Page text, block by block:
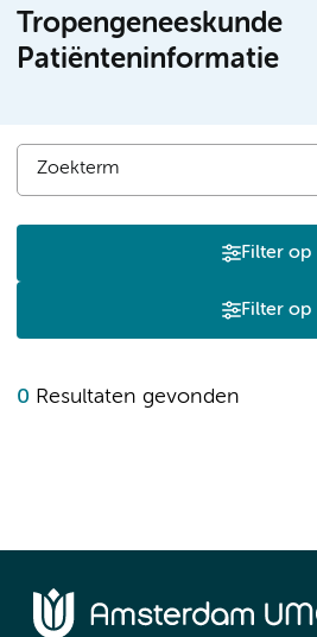
Tropengeneeskunde
Patiënteninformatie
Filter op
Filter op
0 Resultaten gevonden